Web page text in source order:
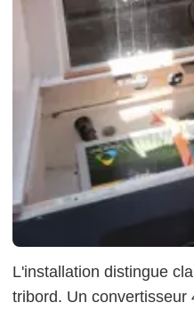
L'installation distingue
tribord. Un convertisseur